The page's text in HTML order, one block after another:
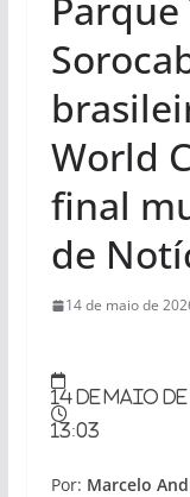
World
final
de
14 de maio de
14 de maio de
13:03
Por: Marcelo